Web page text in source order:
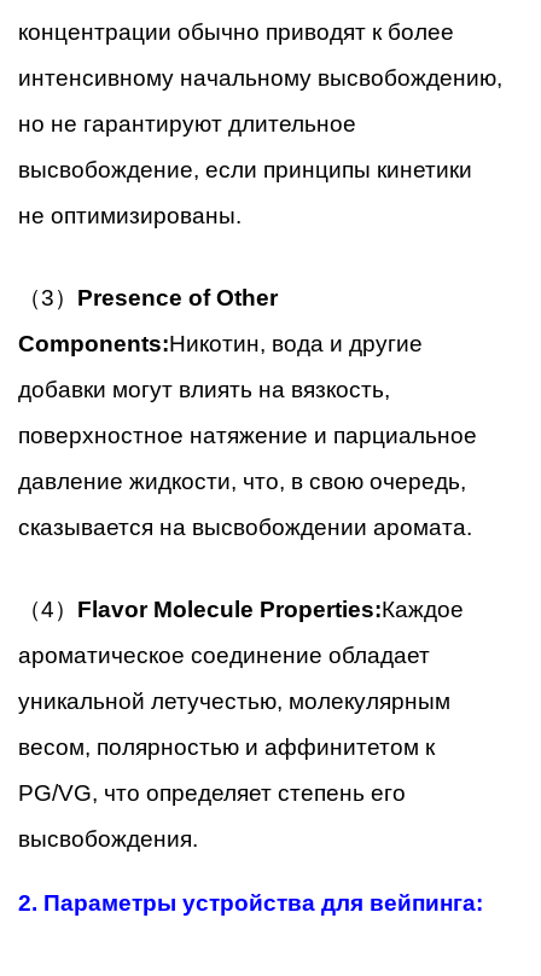
концентрации обычно приводят к более
интенсивному начальному высвобождению,
но не гарантируют длительное
высвобождение, если принципы кинетики
не оптимизированы.
（3） Presence of Other
Components:Никотин, вода и другие
добавки могут влиять на вязкость,
поверхностное натяжение и парциальное
давление жидкости, что, в свою очередь,
сказывается на высвобождении аромата.
（4） Flavor Molecule Properties:Каждое
ароматическое соединение обладает
уникальной летучестью, молекулярным
весом, полярностью и аффинитетом к
PG/VG, что определяет степень его
высвобождения.
2. Параметры устройства для вейпинга: